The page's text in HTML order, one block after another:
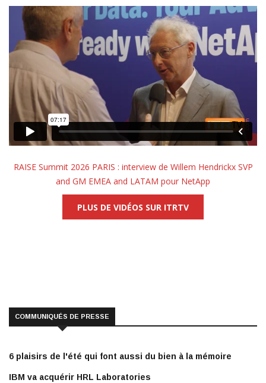
RAISE Summit 2026 PARIS : interview de Willem Hendrickx SVP
and GM EMEA and LATAM pour NetApp
PLUS DE VIDÉOS SUR ITRTV
COMMUNIQUÉS DE PRESSE
6 plaisirs de l'été qui font aussi du bien à la mémoire
IBM va acquérir HRL Laboratories